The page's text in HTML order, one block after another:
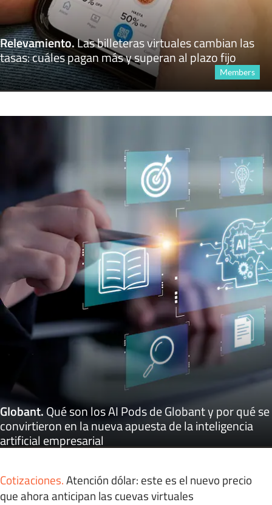
Relevamiento.Las billeteras virtuales cambian las
tasas: cuáles pagan más y superan al plazo fijo
Members
Globant.Qué son los AI Pods de Globant y por qué se
convirtieron en la nueva apuesta de la inteligencia
artificial empresarial
Cotizaciones.Atención dólar: este es el nuevo precio
que ahora anticipan las cuevas virtuales